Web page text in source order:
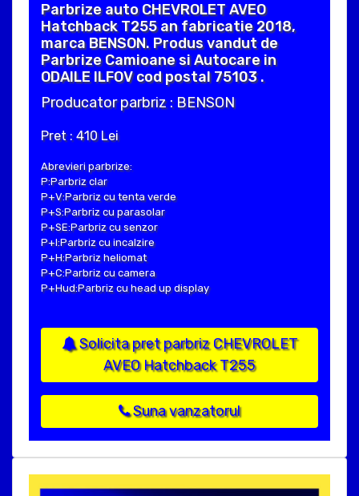
Parbrize auto CHEVROLET AVEO
Hatchback T255 an fabricatie 2018,
marca BENSON. Produs vandut de
Parbrize Camioane si Autocare in
ODAILE ILFOV cod postal 75103 .
Producator parbriz : BENSON
Pret : 410 Lei
Abrevieri parbrize:
P:Parbriz clar
P+V:Parbriz cu tenta verde
P+S:Parbriz cu parasolar
P+SE:Parbriz cu senzor
P+I:Parbriz cu incalzire
P+H:Parbriz heliomat
P+C:Parbriz cu camera
P+Hud:Parbriz cu head up display
Solicita pret parbriz CHEVROLET
AVEO Hatchback T255
Suna vanzatorul